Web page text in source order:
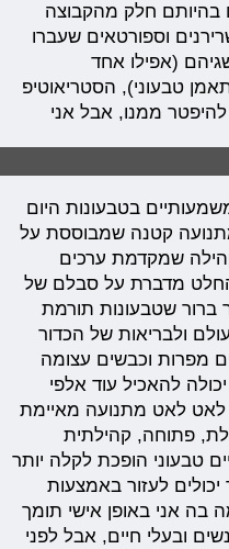
בהיותם חלק מהקבוצה
וספורטאים שעברו
(אפילו אחד
טבעוני), הסטריאוטיפ
להיפטר ממנו, אבל אני
בטבעונות היום
קטנה שמבוססת על
שמקדמת ערכים
מדברת על סבלם של
ברור שטבעונות תורמת
ולבריאות של הכדור
מפרות וכבשים עצומה
להאכיל עוד אלפי
לאט לאט מתנועה מאיימת
פתוחה, קהילתית
טבעוני הופכת לקלה יותר
יכולים לעזור באמצעות
בה אני באופן אישי תומך
ובעלי חיים, אבל לפני